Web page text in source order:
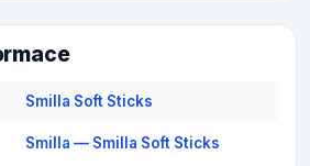
Smilla Soft Sticks
Smilla — Smilla Soft Sticks